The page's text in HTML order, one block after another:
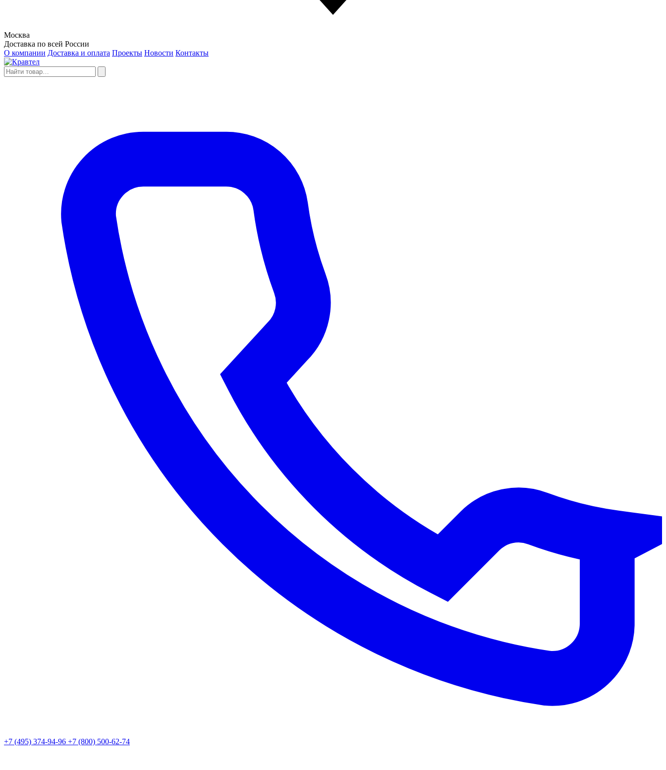
Москва
Доставка по всей России
О компании Доставка и оплата Проекты Новости Контакты
+7 (495) 374-94-96 +7 (800) 500-62-74